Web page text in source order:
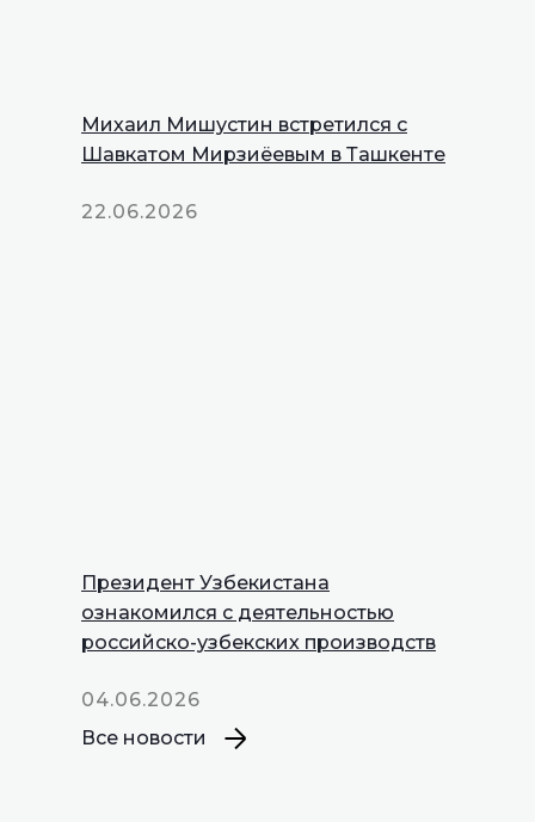
Михаил Мишустин встретился с
Шавкатом Мирзиёевым в Ташкенте
22.06.2026
Президент Узбекистана
ознакомился с деятельностью
российско-узбекских производств
04.06.2026
Все новости
INNOPROM
Talks